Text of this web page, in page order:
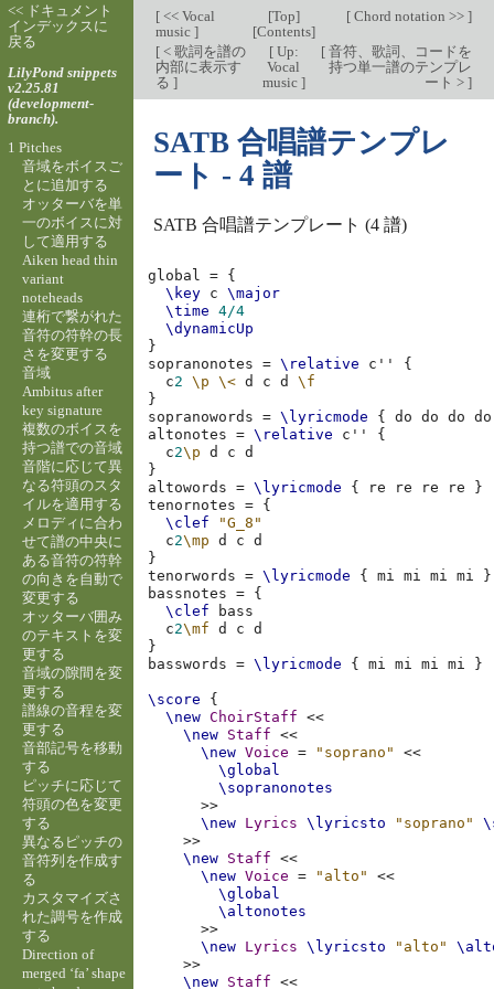
[<< Vocal
music ]
[Top]
[Contents]
[Chord notation >> ]
[< 歌詞を譜の
内部に表示す
る ]
[Up:
Vocal
music ]
[音符、歌詞、コードを
持つ単一譜のテンプレ
ート > ]
SATB 合唱譜テンプレ
ート - 4 譜
SATB 合唱譜テンプレート (4 譜)
global = {
\key c
\major
\time
4/4
\dynamicUp
}
sopranonotes
= \relative c''
{
c2 \p \< d c d
\f
}
sopranowords
= \lyricmode { do do do
do
altonotes
= \relative c''
{
c2\p d c
d
}
altowords
= \lyricmode { re re re re
}
tenornotes
= {
\clef
"G_8"
c2\mp d c
d
}
tenorwords
= \lyricmode { mi mi mi mi
}
bassnotes
= {
\clef
bass
c2\mf d c
d
}
basswords
= \lyricmode { mi mi mi mi }
\score
{
\new ChoirStaff
<<
\new Staff
<<
\new Voice = "soprano"
<<
\global
\sopranonotes
>>
\new Lyrics \lyricsto "soprano"
>>
\new Staff
<<
\new Voice = "alto"
<<
\global
\altonotes
>>
\new Lyrics \lyricsto "alto"
>>
\new Staff <<
<< ドキュメント
インデックスに
戻る
LilyPond snippets
v2.25.81
(development-
branch).
1 Pitches
音域をボイスご
とに追加する
オッターバを単
一のボイスに対
して適用する
Aiken head thin
variant
noteheads
連桁で繋がれた
音符の符幹の長
さを変更する
音域
Ambitus after
key signature
複数のボイスを
持つ譜での音域
音階に応じて異
なる符頭のスタ
イルを適用する
メロディに合わ
せて譜の中央に
ある音符の符幹
の向きを自動で
変更する
オッターバ囲み
のテキストを変
更する
音域の隙間を変
更する
譜線の音程を変
更する
音部記号を移動
する
ピッチに応じて
符頭の色を変更
する
異なるピッチの
音符列を作成す
る
カスタマイズさ
れた調号を作成
する
Direction of
merged ‘fa’ shape